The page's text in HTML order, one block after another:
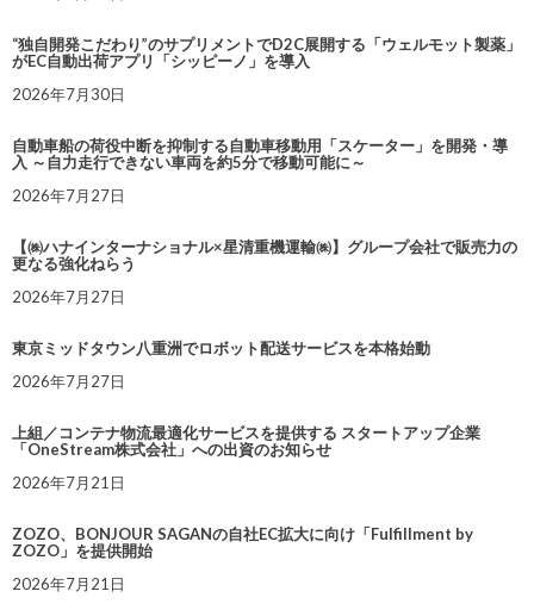
“独自開発こだわり”のサプリメントでD2C展開する「ウェルモット製薬」
がEC自動出荷アプリ「シッピーノ」を導入
2026年7月30日
自動車船の荷役中断を抑制する自動車移動用「スケーター」を開発・導
入 ～自力走行できない車両を約5分で移動可能に～
2026年7月27日
【㈱ハナインターナショナル×星清重機運輸㈱】グループ会社で販売力の
更なる強化ねらう
2026年7月27日
東京ミッドタウン八重洲でロボット配送サービスを本格始動
2026年7月27日
上組／コンテナ物流最適化サービスを提供する スタートアップ企業
「OneStream株式会社」への出資のお知らせ
2026年7月21日
ZOZO、BONJOUR SAGANの自社EC拡大に向け「Fulfillment by
ZOZO」を提供開始
2026年7月21日